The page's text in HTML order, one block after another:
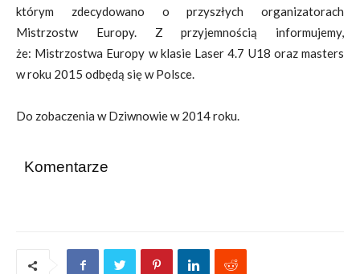
którym zdecydowano o przyszłych organizatorach
Mistrzostw Europy. Z przyjemnością informujemy,
że: Mistrzostwa Europy w klasie Laser 4.7 U18 oraz masters
w roku 2015 odbędą się w Polsce.
Do zobaczenia w Dziwnowie w 2014 roku.
Komentarze